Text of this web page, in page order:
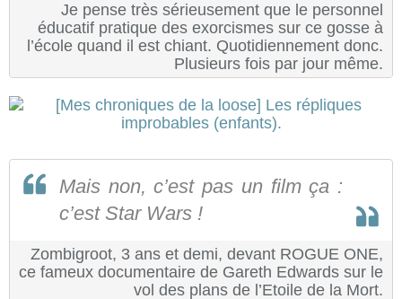
Je pense très sérieusement que le personnel
éducatif pratique des exorcismes sur ce gosse à
l’école quand il est chiant. Quotidiennement donc.
Plusieurs fois par jour même.
Mais non, c’est pas un film ça :
c’est Star Wars !
Zombigroot, 3 ans et demi, devant ROGUE ONE,
ce fameux documentaire de Gareth Edwards sur le
vol des plans de l’Etoile de la Mort.